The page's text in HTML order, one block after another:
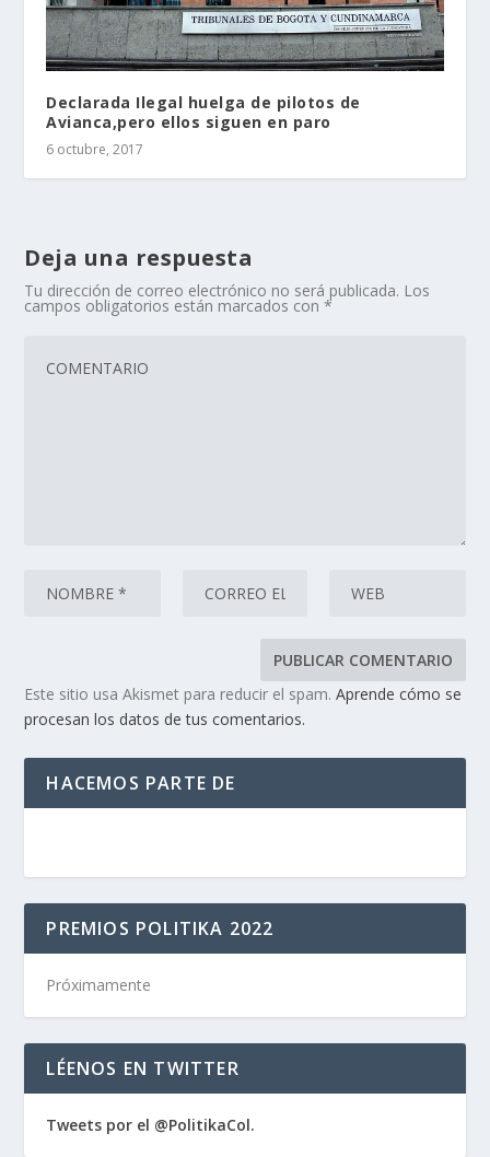
Declarada Ilegal huelga de pilotos de
Avianca,pero ellos siguen en paro
6 octubre, 2017
Deja una respuesta
Tu dirección de correo electrónico no será publicada. Los
campos obligatorios están marcados con*
Este sitio usa Akismet para reducir el spam.Aprende cómo se
procesan los datos de tus comentarios.
HACEMOS PARTE DE
PREMIOS POLITIKA 2022
Próximamente
LÉENOS EN TWITTER
Tweets por el @PolitikaCol.